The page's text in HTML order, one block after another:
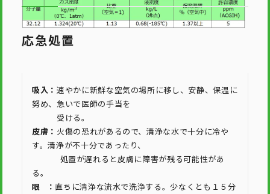
応急処置
吸入： 速やかに新鮮な空気の場所に移し、安静、保温に
努め、急いで医師の手当を
受ける。
皮膚： 火傷の恐れがあるので、清浄な水で十分に冷や
す。清浄が不十分であったり、
処置が遅れると皮膚に障害が残る可能性があ
る。
眼 ：直ちに清浄な流水で洗浄する。少なくとも１５分